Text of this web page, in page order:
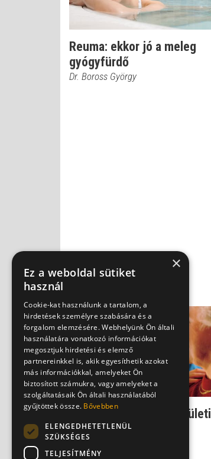
Reuma: ekkor jó a meleg
gyógyfürdő
Dr. Boross György
Ilyenek a vizsgálatok ízületi
gyulladás esetén
×
Ez a weboldal sütiket
használ
Cookie-kat használunk a tartalom, a
hirdetések személyre szabására és a
forgalom elemzésére. Webhelyünk Ön általi
használatára vonatkozó információkat
megosztjuk hirdetési és elemző
partnereinkkel is, akik egyesíthetik azokat
más információkkal, amelyeket Ön
biztosított számukra, vagy amelyeket a
szolgáltatásaik Ön általi használatából
gyűjtöttek össze. Bővebben
ELENGEDHETETLENÜL
SZÜKSÉGES
TELJESÍTMÉNY